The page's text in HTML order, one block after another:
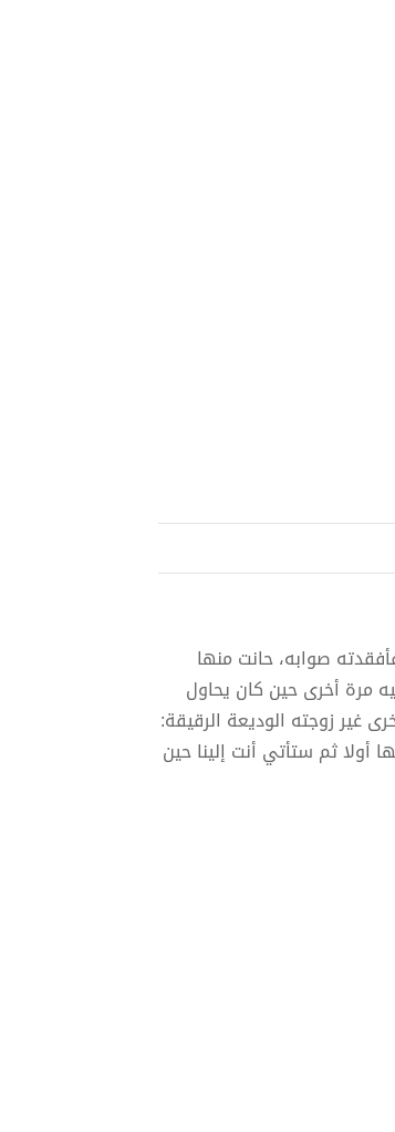
صوابه، حانت منها
مرة أخرى حين كان يحاول
غير زوجته الوديعة الرقيقة:
ثم ستأتي أنت إلينا حين